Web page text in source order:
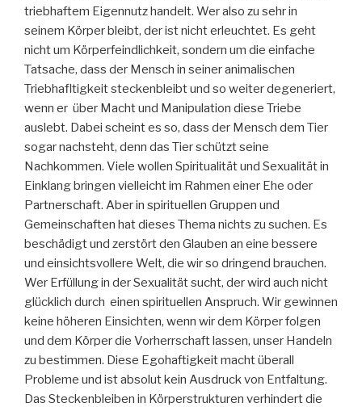
triebhaftem Eigennutz handelt. Wer also zu sehr in
seinem Körper bleibt, der ist nicht erleuchtet. Es geht
nicht um Körperfeindlichkeit, sondern um die einfache
Tatsache, dass der Mensch in seiner animalischen
Triebhafltigkeit steckenbleibt und so weiter degeneriert,
wenn er über Macht und Manipulation diese Triebe
auslebt. Dabei scheint es so, dass der Mensch dem Tier
sogar nachsteht, denn das Tier schützt seine
Nachkommen. Viele wollen Spiritualität und Sexualität in
Einklang bringen vielleicht im Rahmen einer Ehe oder
Partnerschaft. Aber in spirituellen Gruppen und
Gemeinschaften hat dieses Thema nichts zu suchen. Es
beschädigt und zerstört den Glauben an eine bessere
und einsichtsvollere Welt, die wir so dringend brauchen.
Wer Erfüllung in der Sexualität sucht, der wird auch nicht
glücklich durch einen spirituellen Anspruch. Wir gewinnen
keine höheren Einsichten, wenn wir dem Körper folgen
und dem Körper die Vorherrschaft lassen, unser Handeln
zu bestimmen. Diese Egohaftigkeit macht überall
Probleme und ist absolut kein Ausdruck von Entfaltung.
Das Steckenbleiben in Körperstrukturen verhindert die